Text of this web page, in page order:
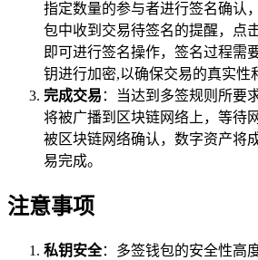
指定数量的参与者进行签名确认
包中收到交易待签名的提醒，点
即可进行签名操作，签名过程需
钥进行加密,以确保交易的真实性
完成交易 ：当达到多签规则所要
将被广播到区块链网络上，等待
被区块链网络确认，数字资产将
易完成。
注意事项
私钥安全：多签钱包的安全性高